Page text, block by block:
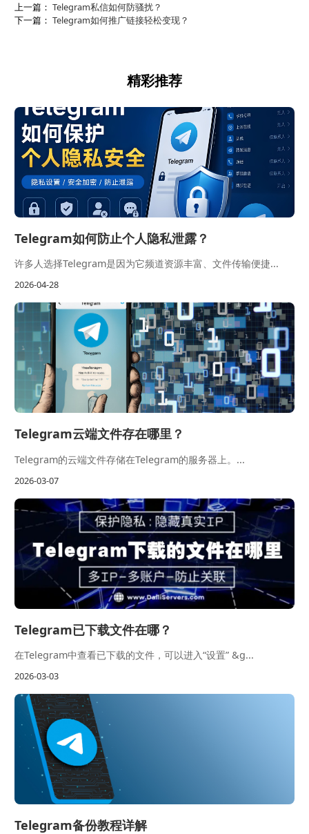
上一篇： Telegram私信如何防骚扰？
下一篇： Telegram如何推广链接轻松变现？
精彩推荐
Telegram如何防止个人隐私泄露？
许多人选择Telegram是因为它频道资源丰富、文件传输便捷...
2026-04-28
Telegram云端文件存在哪里？
Telegram的云端文件存储在Telegram的服务器上。...
2026-03-07
Telegram已下载文件在哪？
在Telegram中查看已下载的文件，可以进入“设置” &g...
2026-03-03
Telegram备份教程详解